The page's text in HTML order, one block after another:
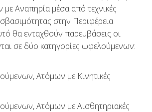
Αναπηρία μέσα από τεχνικές
στην Περιφέρεια
θα ενταχθούν παρεμβάσεις οι
σε δύο κατηγορίες ωφελούμενων:
Ατόμων με Κινητικές
Ατόμων με Αισθητηριακές